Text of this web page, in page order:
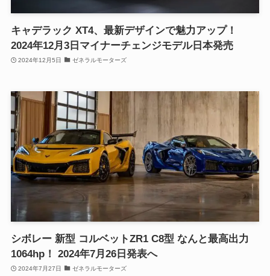
キャデラック XT4、最新デザインで魅力アップ！
2024年12月3日マイナーチェンジモデル日本発売
2024年12月5日 ゼネラルモーターズ
シボレー 新型 コルベットZR1 C8型 なんと最高出力
1064hp！ 2024年7月26日発表へ
2024年7月27日 ゼネラルモーターズ